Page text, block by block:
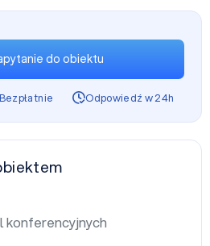
do obiektu
Odpowiedź w 24h
konferencyjnych